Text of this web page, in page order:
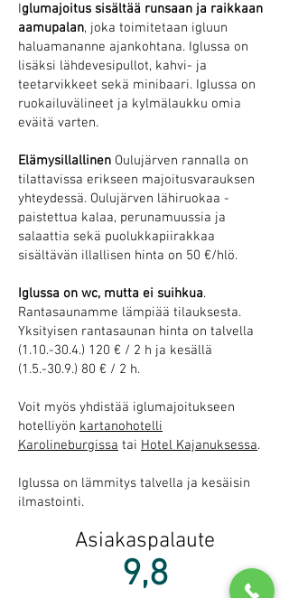
Iglumajoitus sisältää runsaan ja raikkaan
aamupalan, joka toimitetaan igluun
haluamananne ajankohtana. Iglussa on
lisäksi lähdevesipullot, kahvi- ja
teetarvikkeet sekä minibaari. Iglussa on
ruokailuvälineet ja kylmälaukku omia
eväitä varten.
Elämysillallinen Oulujärven rannalla on
tilattavissa erikseen majoitusvarauksen
yhteydessä. Oulujärven lähiruokaa -
paistettua kalaa, perunamuussia ja
salaattia sekä puolukkapiirakkaa
sisältävän illallisen hinta on 50 €/hlö.
Iglussa on wc, mutta ei suihkua.
Rantasaunamme lämpiää tilauksesta.
Yksityisen rantasaunan hinta on talvella
(1.10.-30.4.) 120 € / 2 h ja kesällä
(1.5.-30.9.) 80 € / 2 h.
Voit myös yhdistää iglumajoitukseen
hotelliyön kartanohotelli
Karolineburgissa tai Hotel Kajanuksessa.
Iglussa on lämmitys talvella ja kesäisin
ilmastointi.
Asiakaspalaute
9,8